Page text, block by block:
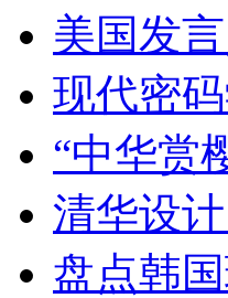
美国发
现代密
“中华赏
清华设
盘点韩